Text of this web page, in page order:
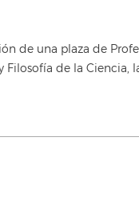
de una plaza de
de la